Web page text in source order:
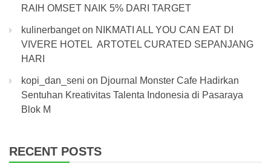
RAIH OMSET NAIK 5% DARI TARGET
kulinerbangeton NIKMATI ALL YOU CAN EAT DI
VIVERE HOTEL ARTOTEL CURATED SEPANJANG
HARI
kopi_dan_seni on Djournal Monster Cafe Hadirkan
Sentuhan Kreativitas Talenta Indonesia di Pasaraya
Blok M
RECENT POSTS